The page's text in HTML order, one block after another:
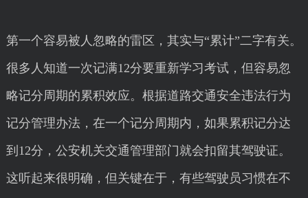
第一个容易被人忽略的雷区，其实与“累计”二字有关。
很多人知道一次记满12分要重新学习考试，但容易忽
略记分周期的累积效应。根据道路交通安全违法行为
记分管理办法，在一个记分周期内，如果累积记分达
到12分，公安机关交通管理部门就会扣留其驾驶证。
这听起来很明确，但关键在于，有些驾驶员习惯在不